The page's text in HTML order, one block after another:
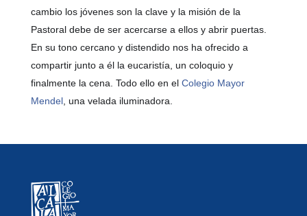
cambio los jóvenes son la clave y la misión de la
Pastoral debe de ser acercarse a ellos y abrir puertas.
En su tono cercano y distendido nos ha ofrecido a
compartir junto a él la eucaristía, un coloquio y
finalmente la cena. Todo ello en el Colegio Mayor
Mendel, una velada iluminadora.